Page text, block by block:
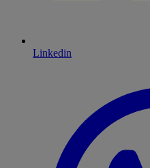
Linkedin